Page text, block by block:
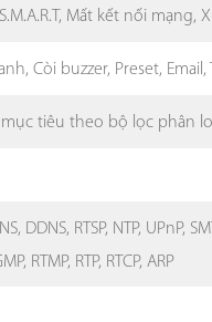
Mất kết nối mạng,
Còi buzzer, Preset,
tiêu theo bộ lọc phân
DDNS, RTSP, NTP, UPnP,
RTMP, RTP, RTCP, ARP